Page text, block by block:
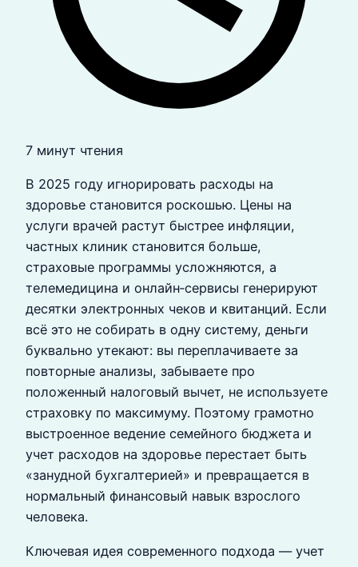
7 минут чтения
В 2025 году игнорировать расходы на
здоровье становится роскошью. Цены на
услуги врачей растут быстрее инфляции,
частных клиник становится больше,
страховые программы усложняются, а
телемедицина и онлайн‑сервисы генерируют
десятки электронных чеков и квитанций. Если
всё это не собирать в одну систему, деньги
буквально утекают: вы переплачиваете за
повторные анализы, забываете про
положенный налоговый вычет, не используете
страховку по максимуму. Поэтому грамотно
выстроенное ведение семейного бюджета и
учет расходов на здоровье перестает быть
«занудной бухгалтерией» и превращается в
нормальный финансовый навык взрослого
человека.
Ключевая идея современного подхода — учет